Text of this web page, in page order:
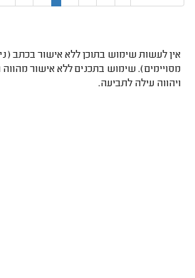
אין לעשות שימוש בתוכן ללא אישור בכתב
מסויימים). שימוש בתכנים ללא אישור מהווה
ויהווה עילה לתביעה.